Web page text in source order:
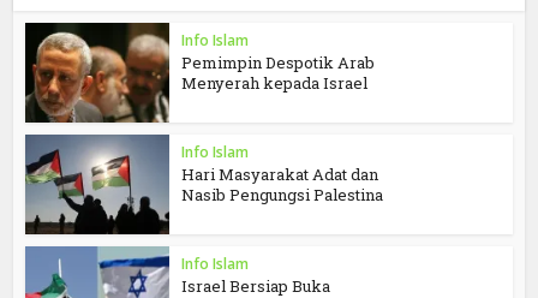
Info Islam
Pemimpin Despotik Arab
Menyerah kepada Israel
Info Islam
Hari Masyarakat Adat dan
Nasib Pengungsi Palestina
Info Islam
Israel Bersiap Buka